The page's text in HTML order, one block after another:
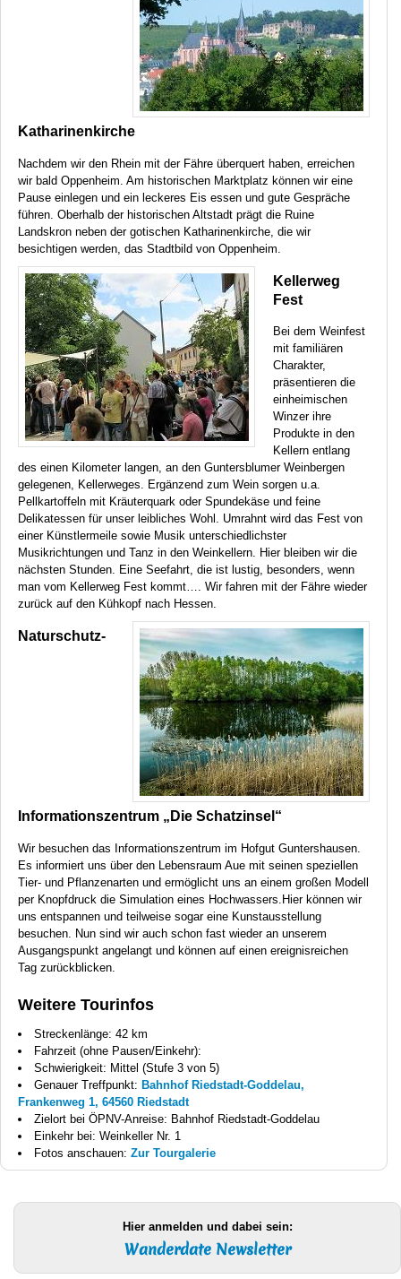
Katharinenkirche
Nachdem wir den Rhein mit der Fähre überquert haben, erreichen
wir bald Oppenheim. Am historischen Marktplatz können wir eine
Pause einlegen und ein leckeres Eis essen und gute Gespräche
führen. Oberhalb der historischen Altstadt prägt die Ruine
Landskron neben der gotischen Katharinenkirche, die wir
besichtigen werden, das Stadtbild von Oppenheim.
Kellerweg
Fest
Bei dem Weinfest
mit familiären
Charakter,
präsentieren die
einheimischen
Winzer ihre
Produkte in den
Kellern entlang
des einen Kilometer langen, an den Guntersblumer Weinbergen
gelegenen, Kellerweges. Ergänzend zum Wein sorgen u.a.
Pellkartoffeln mit Kräuterquark oder Spundekäse und feine
Delikatessen für unser leibliches Wohl. Umrahnt wird das Fest von
einer Künstlermeile sowie Musik unterschiedlichster
Musikrichtungen und Tanz in den Weinkellern. Hier bleiben wir die
nächsten Stunden. Eine Seefahrt, die ist lustig, besonders, wenn
man vom Kellerweg Fest kommt…. Wir fahren mit der Fähre wieder
zurück auf den Kühkopf nach Hessen.
Naturschutz-
Informationszentrum „Die Schatzinsel“
Wir besuchen das Informationszentrum im Hofgut Guntershausen.
Es informiert uns über den Lebensraum Aue mit seinen speziellen
Tier- und Pflanzenarten und ermöglicht uns an einem großen Modell
per Knopfdruck die Simulation eines Hochwassers.Hier können wir
uns entspannen und teilweise sogar eine Kunstausstellung
besuchen. Nun sind wir auch schon fast wieder an unserem
Ausgangspunkt angelangt und können auf einen ereignisreichen
Tag zurückblicken.
Weitere Tourinfos
Streckenlänge: 42 km
Fahrzeit (ohne Pausen/Einkehr):
Schwierigkeit: Mittel (Stufe 3 von 5)
Genauer Treffpunkt: Bahnhof Riedstadt-Goddelau,
Frankenweg 1, 64560 Riedstadt
Zielort bei ÖPNV-Anreise: Bahnhof Riedstadt-Goddelau
Einkehr bei: Weinkeller Nr. 1
Fotos anschauen: Zur Tourgalerie
Hier anmelden und dabei sein:
Wanderdate Newsletter